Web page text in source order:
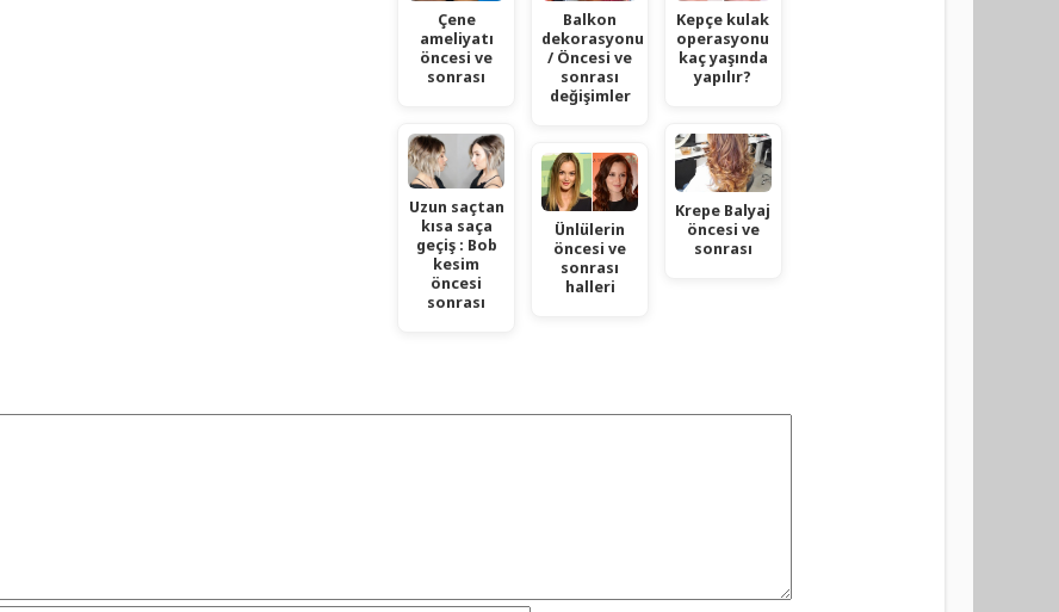
Çene
ameliyatı
öncesi ve
sonrası
Uzun saçtan
kısa saça
geçiş : Bob
kesim
öncesi
sonrası
Balkon
dekorasyonu
/ Öncesi ve
sonrası
değişimler
Ünlülerin
öncesi ve
sonrası
halleri
Kepçe kulak
operasyonu
kaç yaşında
yapılır?
Krepe Balyaj
öncesi ve
sonrası